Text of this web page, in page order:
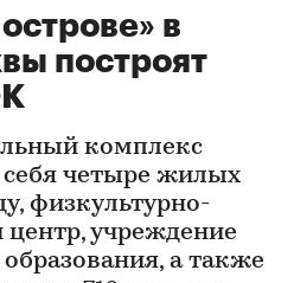
в
построят
комплекс
себя четыре жилых
физкультурно-
учреждение
а также